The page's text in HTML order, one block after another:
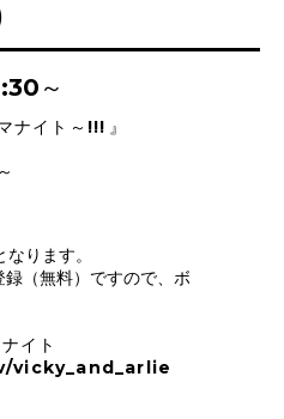
～
ナイト～!!! 』
ります。
（無料）ですので、ボ
イト